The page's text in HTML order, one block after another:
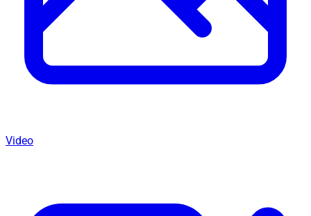
Video